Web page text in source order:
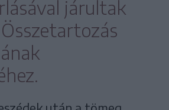
járultak